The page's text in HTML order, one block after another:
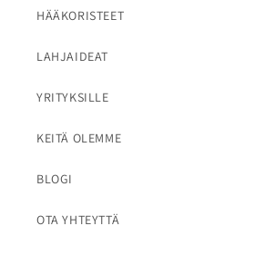
HÄÄKORISTEET
LAHJAIDEAT
YRITYKSILLE
KEITÄ OLEMME
BLOGI
OTA YHTEYTTÄ